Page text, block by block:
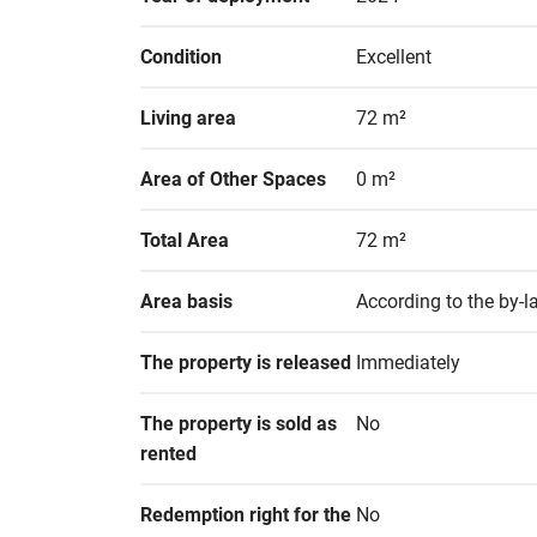
Condition Excellent
Living area 72 m²
Area of Other Spaces 0 m²
Total Area 72 m²
Area basis According to the by-
The property is released Immediately
The property is sold as
rented
No
Redemption right for the No